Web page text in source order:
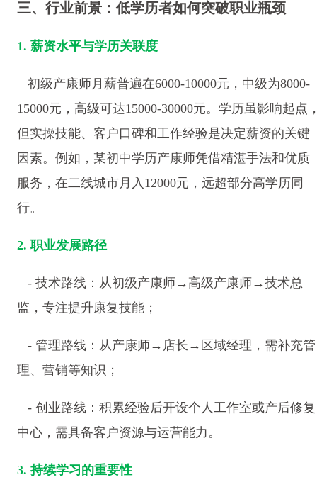
三、行业前景：低学历者如何突破职业瓶颈
1. 薪资水平与学历关联度
初级产康师月薪普遍在6000-10000元，中级为8000-
15000元，高级可达15000-30000元。学历虽影响起点
但实操技能、客户口碑和工作经验是决定薪资的关键
因素。例如，某初中学历产康师凭借精湛手法和优质
服务，在二线城市月入12000元，远超部分高学历同
行。
2. 职业发展路径
- 技术路线：从初级产康师→高级产康师→技术总
监，专注提升康复技能；
- 管理路线：从产康师→店长→区域经理，需补充管
理、营销等知识；
- 创业路线：积累经验后开设个人工作室或产后修复
中心，需具备客户资源与运营能力。
3. 持续学习的重要性